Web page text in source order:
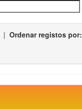
| Ordenar registos por: